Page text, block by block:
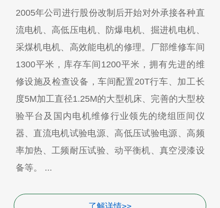
2005年公司进行股份改制后开始对外承接各种直
流电机、高低压电机、防爆电机、掘进机电机、
采煤机电机、高效能电机的修理。厂部维修车间
1300平米，库存车间1200平米，拥有先进的维
修设施及检查设备，车间配置20T行车、加工长
度5M加工直径1.25M的大型机床、完善的大型校
验平台及国内电机维修行业领先的绕组匝间仪
器、直流电机试验电源、高低压试验电源、高频
率加热、工频耐压试验、动平衡机、真空浸漆设
备等。 ...